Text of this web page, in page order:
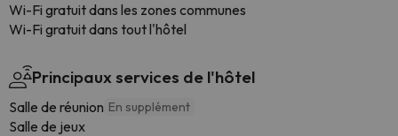
Wi-Fi gratuit dans les zones communes
Wi-Fi gratuit dans tout l'hôtel
Principaux services de l'hôtel
Salle de réunion En supplément
Salle de jeux